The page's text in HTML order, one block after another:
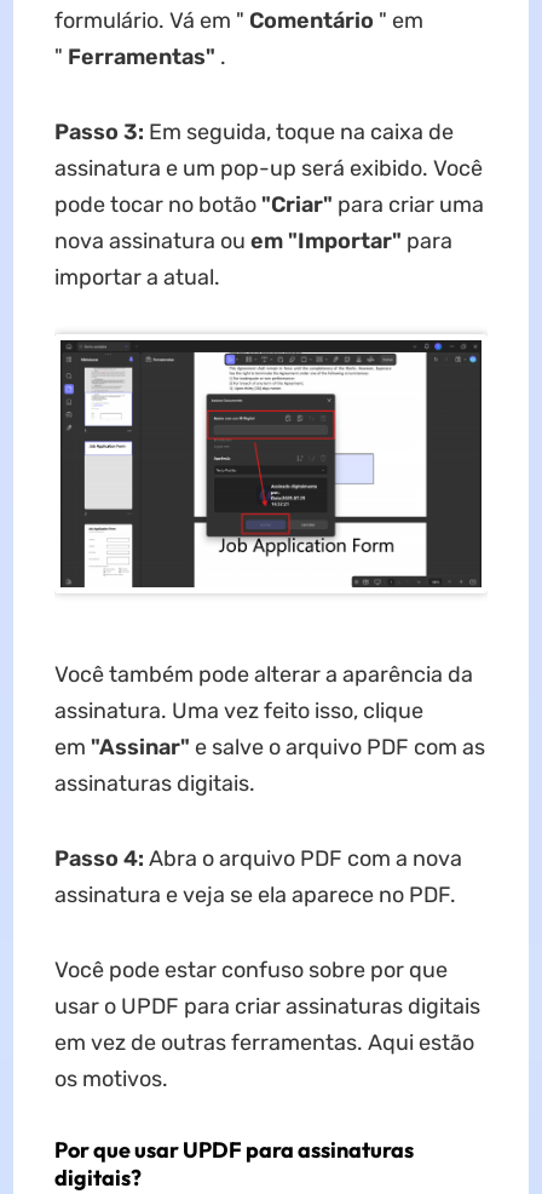
formulário. Vá em " Comentário " em
" Ferramentas" .
Passo 3: Em seguida, toque na caixa de
assinatura e um pop-up será exibido. Você
pode tocar no botão "Criar" para criar uma
nova assinatura ou em "Importar" para
importar a atual.
Você também pode alterar a aparência da
assinatura. Uma vez feito isso, clique
em "Assinar" e salve o arquivo PDF com as
assinaturas digitais.
Passo 4: Abra o arquivo PDF com a nova
assinatura e veja se ela aparece no PDF.
Você pode estar confuso sobre por que
usar o UPDF para criar assinaturas digitais
em vez de outras ferramentas. Aqui estão
os motivos.
Por que usar UPDF para assinaturas
digitais?